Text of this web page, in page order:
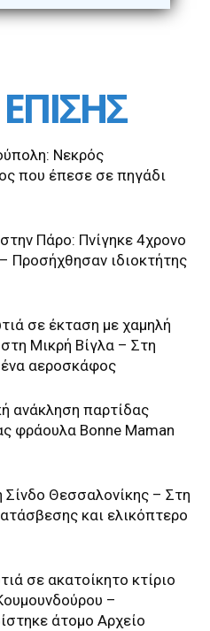
ΕΠΙΣΗΣ
Νεκρός
που έπεσε σε πηγάδι
Πάρο: Πνίγηκε 4χρονο
Προσήχθησαν ιδιοκτήτης
σε έκταση με χαμηλή
Μικρή Βίγλα – Στη
ένα αεροσκάφος
ανάκληση παρτίδας
φράουλα Bonne Maman
Θεσσαλονίκης – Στη
και ελικόπτερο
σε ακατοίκητο κτίριο
–
άτομο Αρχείο